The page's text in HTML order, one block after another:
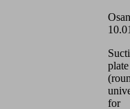
plate
for